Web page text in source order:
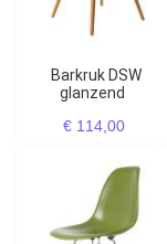
Barkruk DSW
glanzend
€ 114,00